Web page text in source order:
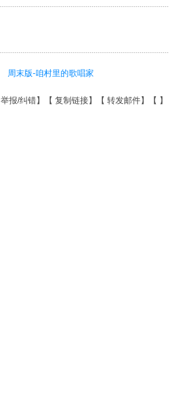
周末版-咱村里的歌唱家
举报/纠错】【 复制链接】【 转发邮件】【 】